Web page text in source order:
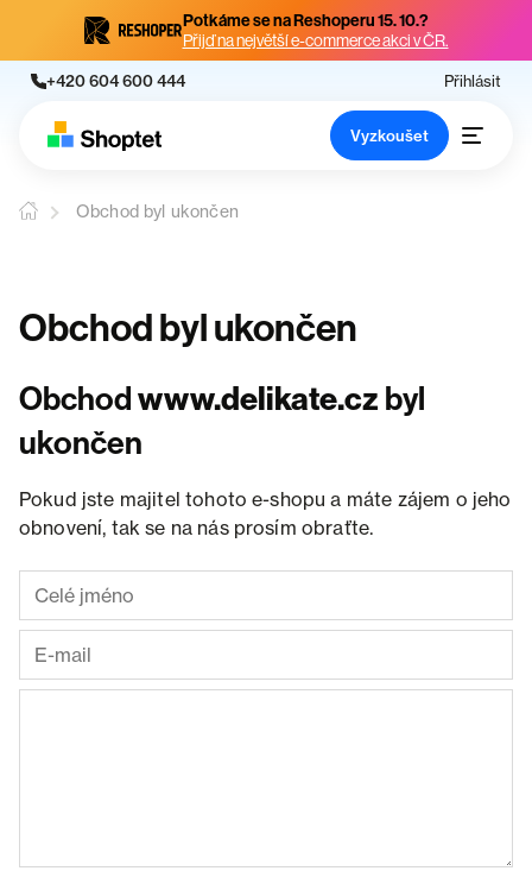
Potkáme se na Reshoperu 15. 10.?
Přijď na největší e-commerce akci v ČR.
+420 604 600 444 Přihlásit
Vyzkoušet
Obchod byl ukončen
Obchod byl ukončen
Obchodwww.delikate.cz byl
ukončen
Pokud jste majitel tohoto e-shopu a máte zájem o jeho
obnovení, tak se na nás prosím obraťte.